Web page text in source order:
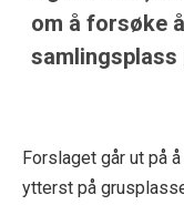
om å forsøke
samlingsplass
Forslaget går ut på
ytterst på